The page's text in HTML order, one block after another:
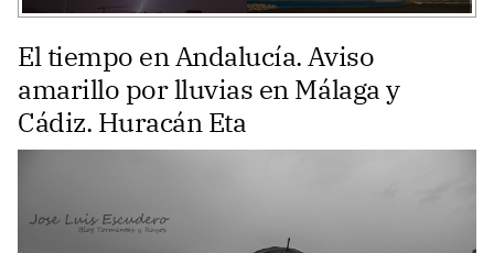
El tiempo en Andalucía. Aviso
amarillo por lluvias en Málaga y
Cádiz. Huracán Eta